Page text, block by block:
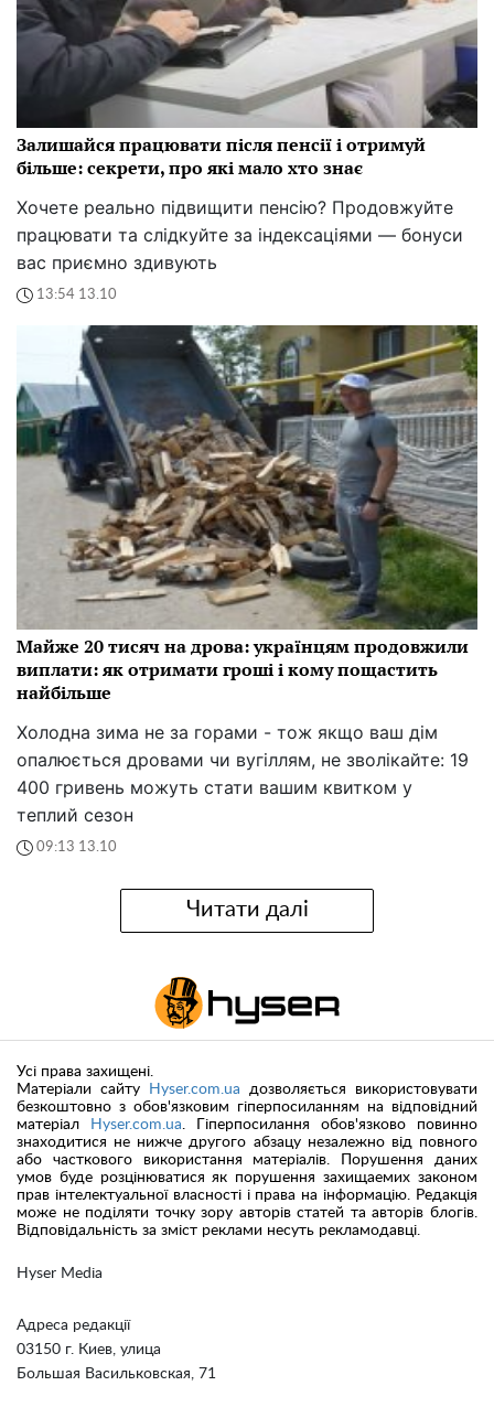
Залишайся працювати після пенсії і отримуй
більше: секрети, про які мало хто знає
Хочете реально підвищити пенсію? Продовжуйте
працювати та слідкуйте за індексаціями — бонуси
вас приємно здивують
13:54 13.10
Майже 20 тисяч на дрова: українцям продовжили
виплати: як отримати гроші і кому пощастить
найбільше
Холодна зима не за горами - тож якщо ваш дім
опалюється дровами чи вугіллям, не зволікайте: 19
400 гривень можуть стати вашим квитком у
теплий сезон
09:13 13.10
Читати далі
Hyser Media
Адреса редакції
03150 г. Киев, улица
Большая Васильковская, 71
Усі права захищені.
Матеріали сайту
Hyser.com.ua дозволяється використовувати
безкоштовно з обов'язковим гіперпосиланням на відповідний
матеріал
Hyser.com.ua . Гіперпосилання обов'язково повинно
знаходитися не нижче другого абзацу незалежно від повного
або часткового використання матеріалів. Порушення даних
умов буде розцінюватися як порушення захищаемих законом
прав інтелектуальної власності і права на інформацію. Редакція
може не поділяти точку зору авторів статей та авторів блогів.
Відповідальність за зміст реклами несуть рекламодавці.